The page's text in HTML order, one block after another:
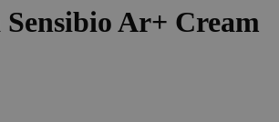
Ar+ Cream